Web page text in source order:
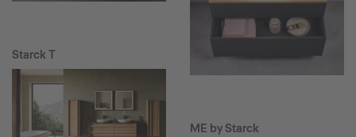
Starck T
ME by Starck